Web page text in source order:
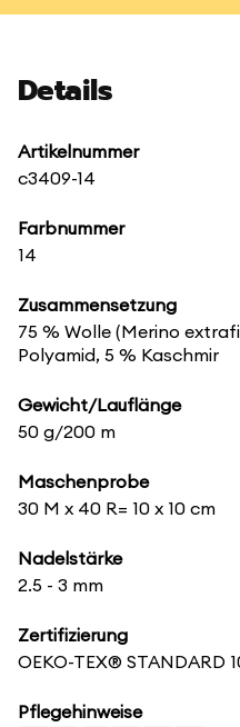
Details
Artikelnummer
c3409-14
Farbnummer
14
Zusammensetzung
75 % Wolle (Merino
Polyamid, 5 % Kaschmir
Gewicht/Lauflänge
50 g/200 m
Maschenprobe
30 M x 40 R= 10 x 10 cm
Nadelstärke
2.5 - 3 mm
Zertifizierung
OEKO-TEX® STANDARD
Pflegehinweise